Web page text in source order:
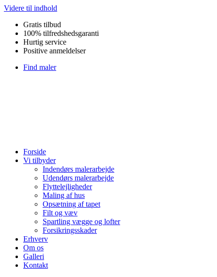
Videre til indhold
Gratis tilbud
100% tilfredshedsgaranti
Hurtig service
Positive anmeldelser
Find maler
Forside
Vi tilbyder
Indendørs malerarbejde
Udendørs malerarbejde
Flyttelejligheder
Maling af hus
Opsætning af tapet
Filt og væv
Spartling vægge og lofter
Forsikringsskader
Erhverv
Om os
Galleri
Kontakt